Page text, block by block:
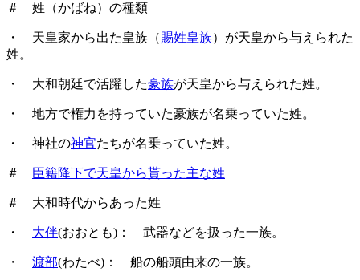
＃ 姓（かばね）の種類
・ 天皇家から出た皇族（賜姓皇族）が天皇から与えられた
姓。
・ 大和朝廷で活躍した豪族が天皇から与えられた姓。
・ 地方で権力を持っていた豪族が名乗っていた姓。
・ 神社の神官たちが名乗っていた姓。
＃ 臣籍降下で天皇から貰った主な姓
＃ 大和時代からあった姓
・ 大伴(おおとも)： 武器などを扱った一族。
・ 渡部(わたべ)： 船の船頭由来の一族。